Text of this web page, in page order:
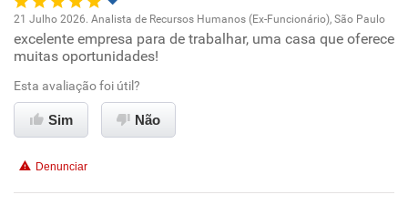
Recomenda esta empresa
Oportunidade de promoção
Ambiente de trabalho
Conciliação com a vida familiar
21 Julho 2026. Analista de Recursos Humanos (Ex-Funcionário), São Paulo
excelente empresa para de trabalhar, uma casa que oferece
muitas oportunidades!
Esta avaliação foi útil?
Sim Não
Denunciar